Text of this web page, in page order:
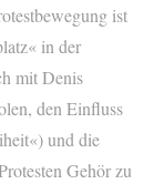
ist
in der
mit Denis
den Einfluss
und die
Gehör zu